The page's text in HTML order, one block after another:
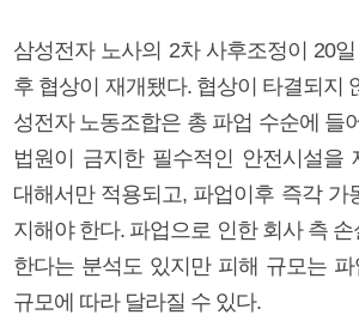
삼성전자 노사의 2차 사후조정이 20
후 협상이 재개됐다. 협상이 타결되지
성전자 노동조합은 총 파업 수순에 들
법원이 금지한 필수적인 안전시설을
대해서만 적용되고, 파업이후 즉각 가
지해야 한다. 파업으로 인한 회사 측
한다는 분석도 있지만 피해 규모는
규모에 따라 달라질 수 있다.